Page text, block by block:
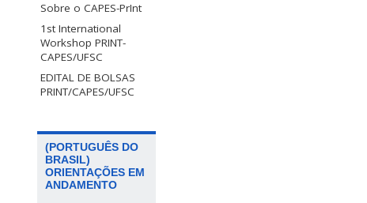
Sobre o CAPES-PrInt
1st International
Workshop PRINT-
CAPES/UFSC
EDITAL DE BOLSAS
PRINT/CAPES/UFSC
(PORTUGUÊS DO
BRASIL)
ORIENTAÇÕES EM
ANDAMENTO